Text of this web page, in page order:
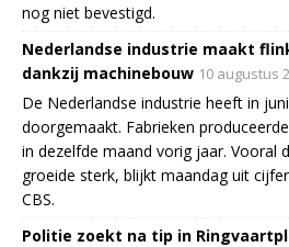
nog niet bevestigd.
Nederlandse industrie maakt
dankzij machinebouw 10 augustus
De Nederlandse industrie heeft in
doorgemaakt. Fabrieken
in dezelfde maand vorig jaar. Vooral
groeide sterk, blijkt maandag uit
CBS.
Politie zoekt na tip in